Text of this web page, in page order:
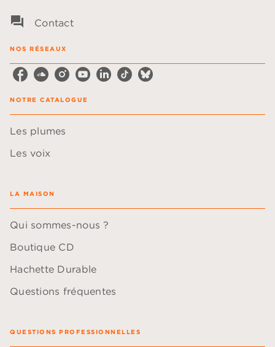
question_answer Contact
NOS RÉSEAUX
NOTRE CATALOGUE
Les plumes
Les voix
LA MAISON
Qui sommes-nous ?
Boutique CD
Hachette Durable
Questions fréquentes
QUESTIONS PROFESSIONNELLES